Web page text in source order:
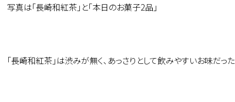
写真は｢長崎和紅茶｣と｢本日のお菓子2品｣
｢長崎和紅茶｣は渋みが無く､あっさりとして飲みやすいお味だっ